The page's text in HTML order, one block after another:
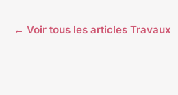
← Voir tous les articles Travaux